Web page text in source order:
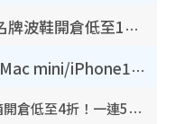
開倉優惠 | 尖沙咀海港城名牌波鞋開倉低至1折！On鞋$899起／Joy&Peace鞋履$98起
豐澤優惠勁減低至44折！Mac mini/iPhone17Pro大減價！廚房家電$220起
開倉優惠｜尖沙咀名牌行李箱開倉低至4折！一連5日 American Tourister/ace./Hallmark $200起！